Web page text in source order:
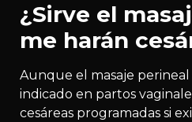
¿Sirve el
me harán
Aunque el masaje
indicado en partos
cesáreas programadas si